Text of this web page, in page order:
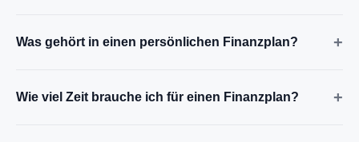
Was gehört in einen persönlichen Finanzplan? +
Wie viel Zeit brauche ich für einen Finanzplan? +